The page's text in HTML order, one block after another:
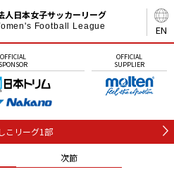
EN
人日本女子サッカーリーグ
Football League
OFFICIAL
SPONSOR
OFFICIAL
SUPPLIER
こリーグ1部
次節